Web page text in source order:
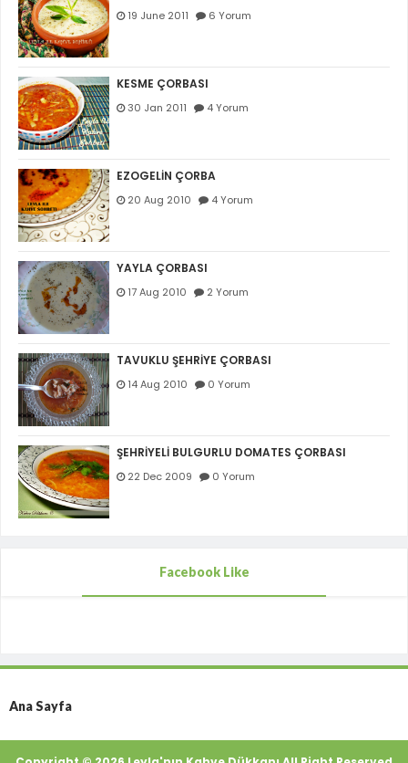
19 June 2011 6 Yorum
KESME ÇORBASI
30 Jan 2011 4 Yorum
EZOGELİN ÇORBA
20 Aug 2010 4 Yorum
YAYLA ÇORBASI
17 Aug 2010 2 Yorum
TAVUKLU ŞEHRİYE ÇORBASI
14 Aug 2010 0 Yorum
ŞEHRİYELİ BULGURLU DOMATES ÇORBASI
22 Dec 2009 0 Yorum
Facebook Like
Ana Sayfa